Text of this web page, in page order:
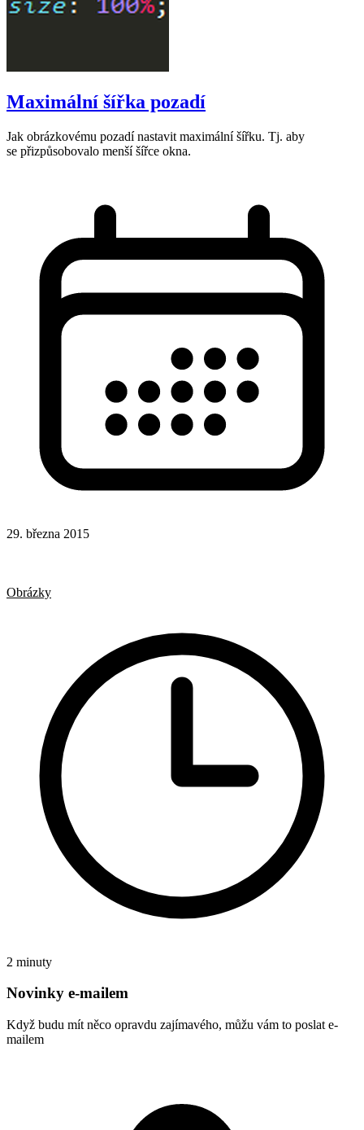
Maximální šířka pozadí
Jak obrázkovému pozadí nastavit maximální šířku. Tj. aby
se přizpůsobovalo menší šířce okna.
29. března 2015
Obrázky
2 minuty
Novinky e-mailem
Když budu mít něco opravdu zajímavého, můžu vám to poslat e-
mailem